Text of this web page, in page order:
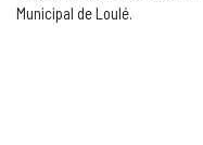
Municipal de Loulé.